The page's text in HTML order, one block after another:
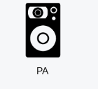
PA